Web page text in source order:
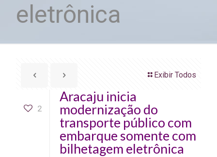
eletrônica
Exibir Todos
2
Aracaju inicia
modernização do
transporte público com
embarque somente com
bilhetagem eletrônica